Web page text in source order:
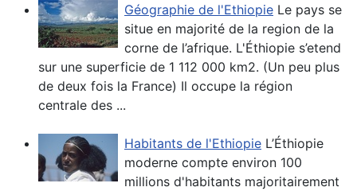
Géographie de l'Ethiopie Le pays se
situe en majorité de la region de la
corne de l’afrique. L'Éthiopie s’etend
sur une superficie de 1 112 000 km2. (Un peu plus
de deux fois la France) Il occupe la région
centrale des ...
Habitants de l'Ethiopie L’Éthiopie
moderne compte environ 100
millions d'habitants majoritairement